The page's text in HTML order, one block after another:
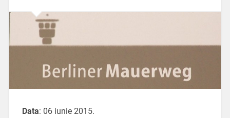
Data: 06 iunie 2015.